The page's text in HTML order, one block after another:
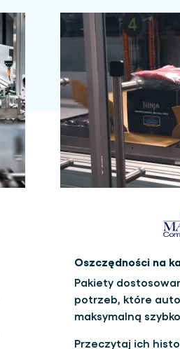
Oszczędności na
Pakiety
potrzeb, które
maksymalną
Przeczytaj ich